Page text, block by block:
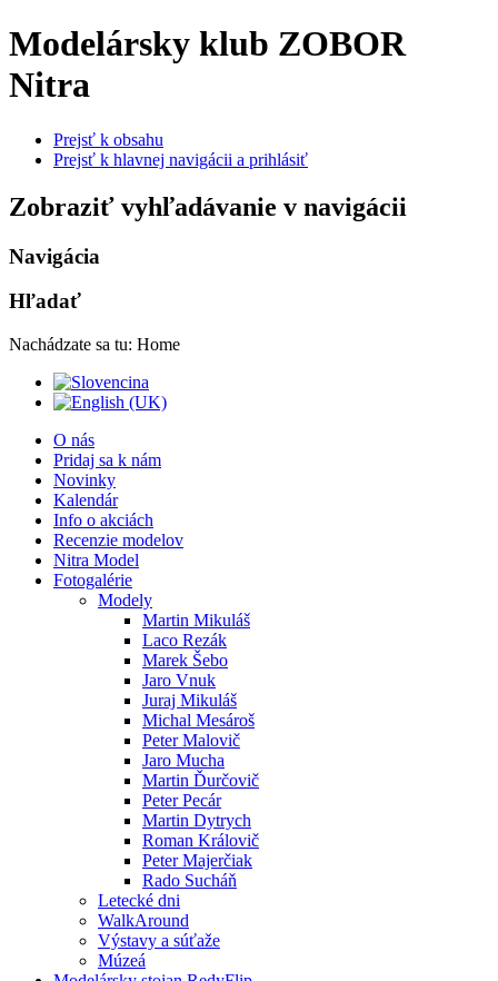
Modelársky klub ZOBOR
Nitra
Prejsť k obsahu
Prejsť k hlavnej navigácii a prihlásiť
Zobraziť vyhľadávanie v navigácii
Navigácia
Hľadať
Nachádzate sa tu: Home
O nás
Pridaj sa k nám
Novinky
Kalendár
Info o akciách
Recenzie modelov
Nitra Model
Fotogalérie
Modely
Martin Mikuláš
Laco Rezák
Marek Šebo
Jaro Vnuk
Juraj Mikuláš
Michal Mesároš
Peter Malovič
Jaro Mucha
Martin Ďurčovič
Peter Pecár
Martin Dytrych
Roman Královič
Peter Majerčiak
Rado Sucháň
Letecké dni
WalkAround
Výstavy a súťaže
Múzeá